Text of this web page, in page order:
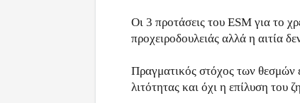
Οι 3 προτάσεις του ESM για το
προχειροδουλειάς αλλά η αιτία
Πραγματικός στόχος των θεσμών
λιτότητας και όχι η επίλυση του